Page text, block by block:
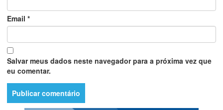
Email *
Salvar meus dados neste navegador para a próxima vez que
eu comentar.